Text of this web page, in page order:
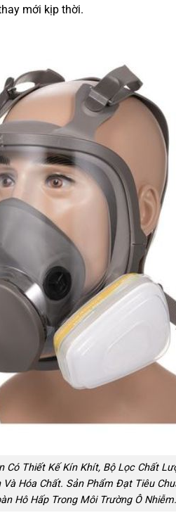
mới kịp thời.
Có Thiết Kế Kín Khít, Bộ Lọc Chất
Hóa Chất. Sản Phẩm Đạt Tiêu
Hô Hấp Trong Môi Trường Ô Nhiễm.